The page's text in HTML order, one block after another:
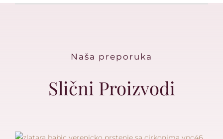
Naša preporuka
Slični Proizvodi